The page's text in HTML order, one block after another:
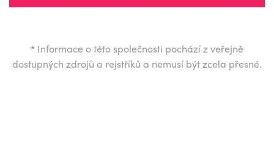
* Informace o této společnosti pochází z veřejně
dostupných zdrojů a rejstříků a nemusí být zcela přesné.